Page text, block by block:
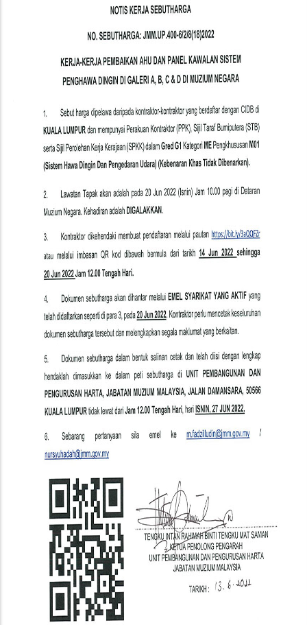
AHU
Dan
Kawalan
Sistem
Penghawa
Dingin
Di
Galeri
B,
&
D
Di
Muzium
Negara